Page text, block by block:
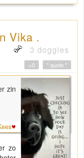
Vika .
3 doggies
" quote "
+0
zin
zo